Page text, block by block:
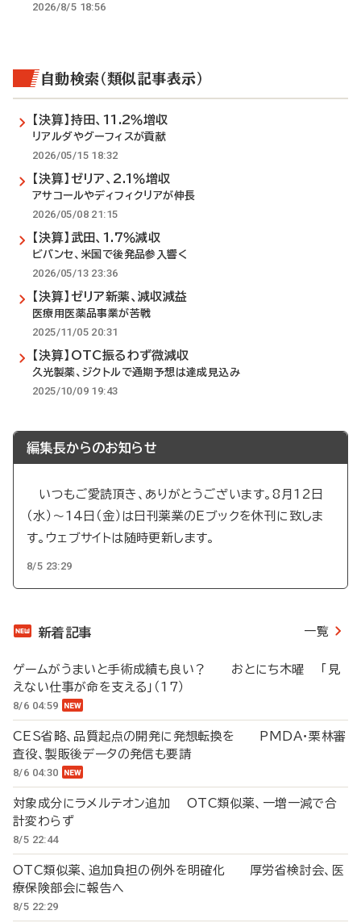
2026/8/5 18:56
自動検索（類似記事表示）
【決算】持田、11.2％増収
リアルダやグーフィスが貢献
2026/05/15 18:32
【決算】ゼリア、2.1％増収
アサコールやディフィクリアが伸長
2026/05/08 21:15
【決算】武田、1.7％減収
ビバンセ、米国で後発品参入響く
2026/05/13 23:36
【決算】ゼリア新薬、減収減益
医療用医薬品事業が苦戦
2025/11/05 20:31
【決算】OTC振るわず微減収
久光製薬、ジクトルで通期予想は達成見込み
2025/10/09 19:43
編集長からのお知らせ
いつもご愛読頂き、ありがとうございます。8月12日
（水）～14日（金）は日刊薬業のEブックを休刊に致しま
す。ウェブサイトは随時更新します。
8/5 23:29
新着記事 一覧
ゲームがうまいと手術成績も良い？ おとにち木曜 「見
えない仕事が命を支える」（17）
8/6 04:59
CES省略、品質起点の開発に発想転換を PMDA・栗林審
査役、製販後データの発信も要請
8/6 04:30
対象成分にラメルテオン追加 OTC類似薬、一増一減で合
計変わらず
8/5 22:44
OTC類似薬、追加負担の例外を明確化 厚労省検討会、医
療保険部会に報告へ
8/5 22:29